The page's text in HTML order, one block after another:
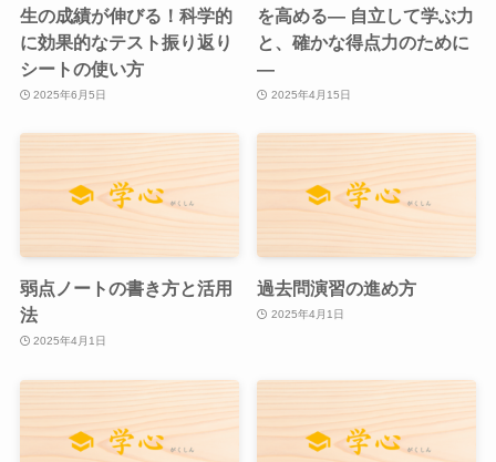
生の成績が伸びる！科学的
に効果的なテスト振り返り
シートの使い方
2025年6月5日
を高める— 自立して学ぶ力
と、確かな得点力のために
—
2025年4月15日
弱点ノートの書き方と活用
法
2025年4月1日
過去問演習の進め方
2025年4月1日